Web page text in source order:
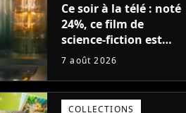
Ce soir à la télé : noté
24%, ce film de
science-fiction est
complètement raté,
encore pire à cause de
son acteur
7 août 2026
COLLECTIONS